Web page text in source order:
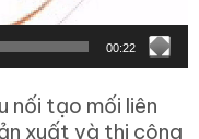
00:22
nối tạo mối liên
xuất và thi công